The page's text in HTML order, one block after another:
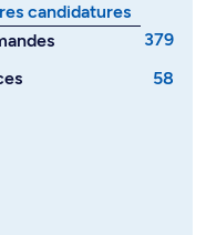
candidatures
379
58